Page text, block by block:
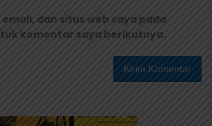
dan situs web saya pada
komentar saya berikutnya.